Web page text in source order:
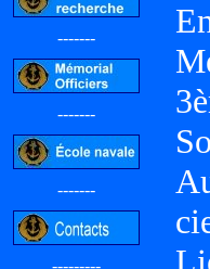
-------
-------
-------
---------